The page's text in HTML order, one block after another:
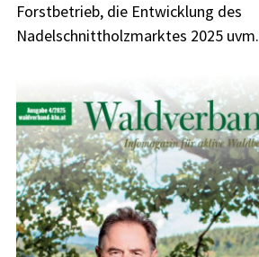
Forstbetrieb, die Entwicklung des
Nadelschnittholzmarktes 2025 uvm.